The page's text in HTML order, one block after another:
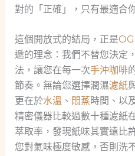
對的「正確」，只有最適合
這個開放式的結局，正是
遞的理念：我們不替您決定
法，讓您在每一次手沖咖啡
節奏。無論您選擇潤濕濾紙
更在於水溫 、 悶蒸時間、以
精密儀器比較過數十種濾紙
萃取率，發現紙味其實遠
您對氣味極度敏感，否則洗